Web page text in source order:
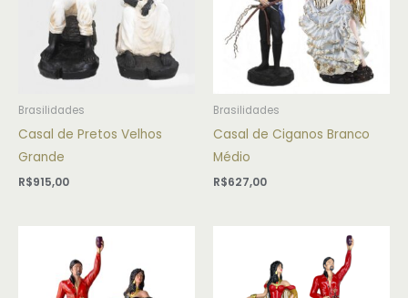
Brasilidades
Casal de Pretos Velhos
Grande
R$915,00
Brasilidades
Casal de Ciganos Branco
Médio
R$627,00